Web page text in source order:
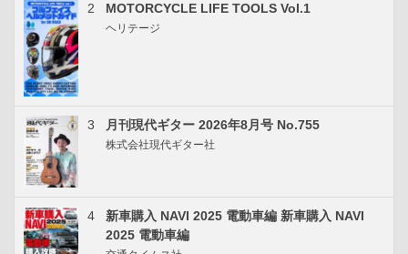
2 MOTORCYCLE LIFE TOOLS Vol.1
ヘリテージ
3 月刊現代ギター 2026年8月号 No.755
株式会社現代ギター社
4
新車購入 NAVI 2025 電動車編 新車購入 NAVI
2025 電動車編